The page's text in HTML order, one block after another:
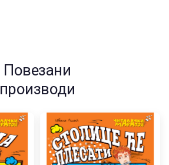
Повезани
производи